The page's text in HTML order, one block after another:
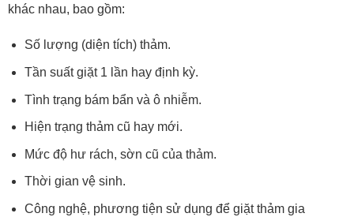
khác nhau, bao gồm:
Số lượng (diện tích) thảm.
Tần suất giặt 1 lần hay định kỳ.
Tình trạng bám bẩn và ô nhiễm.
Hiện trạng thảm cũ hay mới.
Mức độ hư rách, sờn cũ của thảm.
Thời gian vệ sinh.
Công nghệ, phương tiện sử dụng để giặt thảm gia